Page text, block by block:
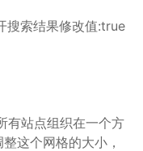
索结果修改值:true
站点组织在一个方
这个网格的大小，